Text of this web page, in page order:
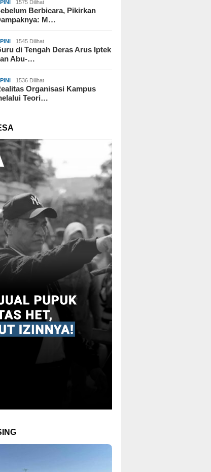
1575 Dilihat
Berbicara, Pikirkan
M…
1545 Dilihat
di Tengah Deras Arus Iptek
Abu-…
1536 Dilihat
Organisasi Kampus
Teori…